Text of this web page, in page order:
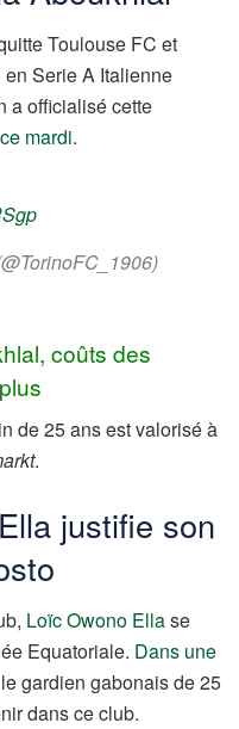
Toulouse FC et
en Serie A Italienne
a officialisé cette
mardi.
coûts des
de 25 ans est valorisé à
.
justifie son
Loïc Owono Ellase
Equatoriale. Dans une
gardien gabonais de 25
dans ce club.